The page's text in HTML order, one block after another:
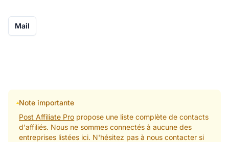
Mail
Note importante
Post Affiliate Pro propose une liste complète de contacts
d'affiliés. Nous ne sommes connectés à aucune des
entreprises listées ici. N'hésitez pas à nous contacter si